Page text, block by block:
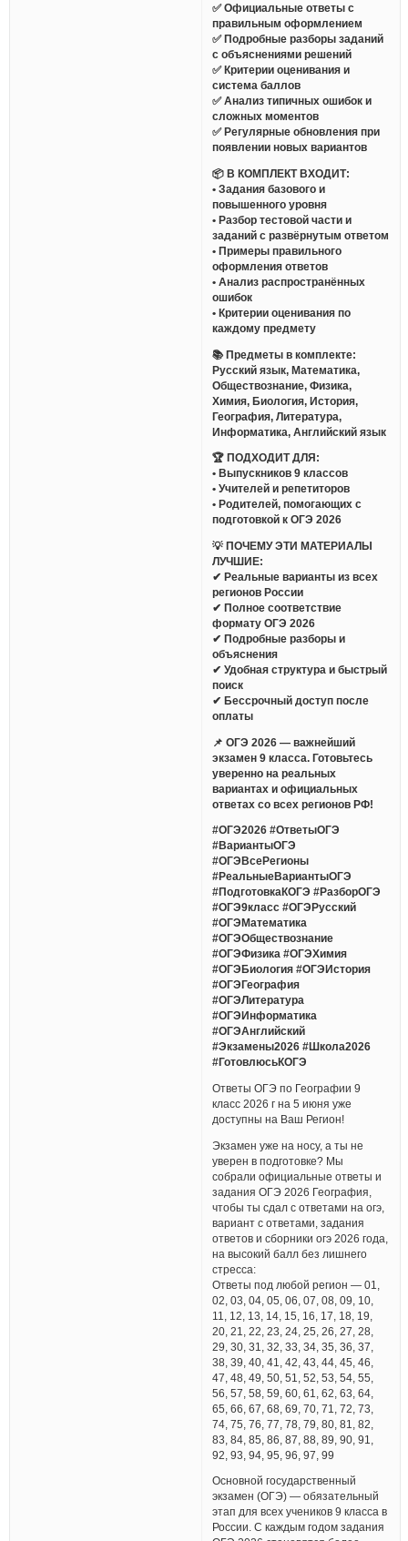
✅ Официальные ответы с
правильным оформлением
✅ Подробные разборы заданий
с объяснениями решений
✅ Критерии оценивания и
система баллов
✅ Анализ типичных ошибок и
сложных моментов
✅ Регулярные обновления при
появлении новых вариантов
📦 В КОМПЛЕКТ ВХОДИТ:
• Задания базового и
повышенного уровня
• Разбор тестовой части и
заданий с развёрнутым ответом
• Примеры правильного
оформления ответов
• Анализ распространённых
ошибок
• Критерии оценивания по
каждому предмету
📚 Предметы в комплекте:
Русский язык, Математика,
Обществознание, Физика,
Химия, Биология, История,
География, Литература,
Информатика, Английский язык
🏆 ПОДХОДИТ ДЛЯ:
• Выпускников 9 классов
• Учителей и репетиторов
• Родителей, помогающих с
подготовкой к ОГЭ 2026
💡 ПОЧЕМУ ЭТИ МАТЕРИАЛЫ
ЛУЧШИЕ:
✔ Реальные варианты из всех
регионов России
✔ Полное соответствие
формату ОГЭ 2026
✔ Подробные разборы и
объяснения
✔ Удобная структура и быстрый
поиск
✔ Бессрочный доступ после
оплаты
📌 ОГЭ 2026 — важнейший
экзамен 9 класса. Готовьтесь
уверенно на реальных
вариантах и официальных
ответах со всех регионов РФ!
#ОГЭ2026 #ОтветыОГЭ
#ВариантыОГЭ
#ОГЭВсеРегионы
#РеальныеВариантыОГЭ
#ПодготовкаКОГЭ #РазборОГЭ
#ОГЭ9класс #ОГЭРусский
#ОГЭМатематика
#ОГЭОбществознание
#ОГЭФизика #ОГЭХимия
#ОГЭБиология #ОГЭИстория
#ОГЭГеография
#ОГЭЛитература
#ОГЭИнформатика
#ОГЭАнглийский
#Экзамены2026 #Школа2026
#ГотовлюсьКОГЭ
Ответы ОГЭ по Географии 9
класс 2026 г на 5 июня уже
доступны на Ваш Регион!
Экзамен уже на носу, а ты не
уверен в подготовке? Мы
собрали официальные ответы и
задания ОГЭ 2026 География,
чтобы ты сдал с ответами на огэ,
вариант с ответами, задания
ответов и сборники огэ 2026 года,
на высокий балл без лишнего
стресса:
Ответы под любой регион — 01,
02, 03, 04, 05, 06, 07, 08, 09, 10,
11, 12, 13, 14, 15, 16, 17, 18, 19,
20, 21, 22, 23, 24, 25, 26, 27, 28,
29, 30, 31, 32, 33, 34, 35, 36, 37,
38, 39, 40, 41, 42, 43, 44, 45, 46,
47, 48, 49, 50, 51, 52, 53, 54, 55,
56, 57, 58, 59, 60, 61, 62, 63, 64,
65, 66, 67, 68, 69, 70, 71, 72, 73,
74, 75, 76, 77, 78, 79, 80, 81, 82,
83, 84, 85, 86, 87, 88, 89, 90, 91,
92, 93, 94, 95, 96, 97, 99
Основной государственный
экзамен (ОГЭ) — обязательный
этап для всех учеников 9 класса в
России. С каждым годом задания